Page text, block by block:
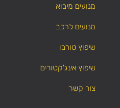
מנועים מיבוא
מנועים לרכב
שיפוץ טורבו
שיפוץ אינג'קטורים
צור קשר